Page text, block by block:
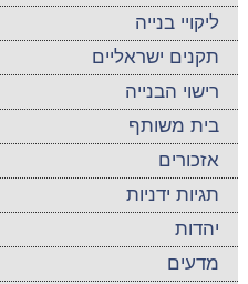
ליקויי בנייה
תקנים ישראליים
רישוי הבנייה
בית משותף
אזכורים
תגיות ידניות
יהדות
מדעים